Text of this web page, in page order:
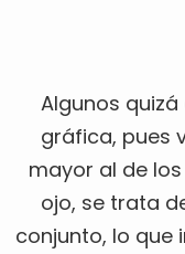
Algunos
gráfica, pues
mayor al de
ojo, se trata
conjunto, lo que